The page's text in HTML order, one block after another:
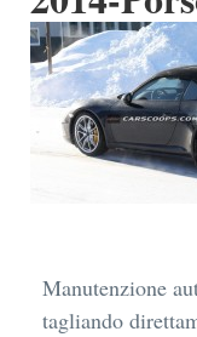
Manutenzione
tagliando